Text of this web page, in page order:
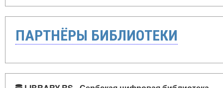
ПАРТНЁРЫ БИБЛИОТЕКИ